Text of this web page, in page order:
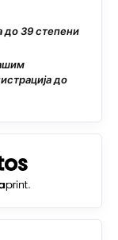
до 39 степени
до